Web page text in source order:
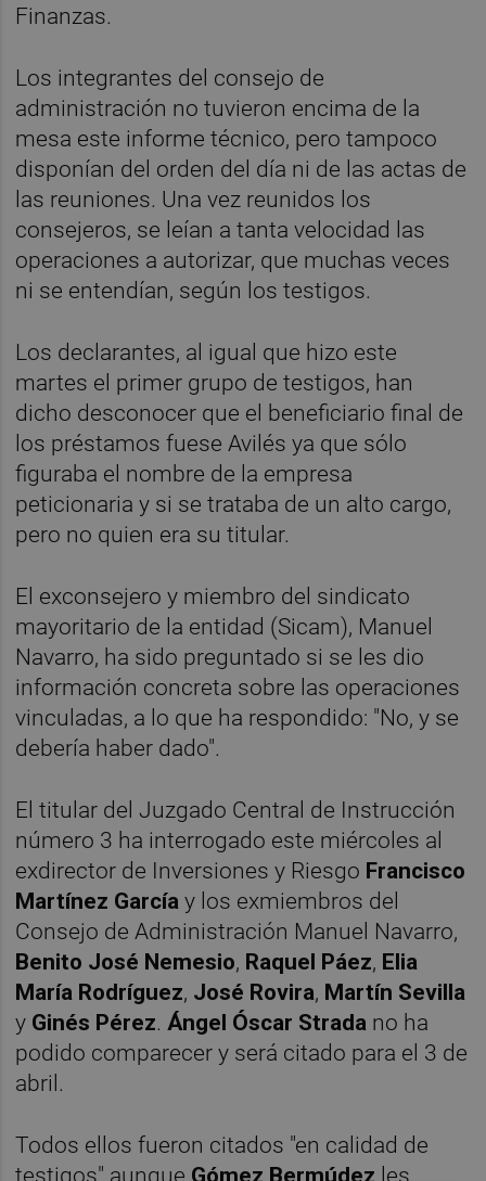
Finanzas.
Los integrantes del consejo de
administración no tuvieron encima de la
mesa este informe técnico, pero tampoco
disponían del orden del día ni de las actas de
las reuniones. Una vez reunidos los
consejeros, se leían a tanta velocidad las
operaciones a autorizar, que muchas veces
ni se entendían, según los testigos.
Los declarantes, al igual que hizo este
martes el primer grupo de testigos, han
dicho desconocer que el beneficiario final de
los préstamos fuese Avilés ya que sólo
figuraba el nombre de la empresa
peticionaria y si se trataba de un alto cargo,
pero no quien era su titular.
El exconsejero y miembro del sindicato
mayoritario de la entidad (Sicam), Manuel
Navarro, ha sido preguntado si se les dio
información concreta sobre las operaciones
vinculadas, a lo que ha respondido: "No, y se
debería haber dado".
El titular del Juzgado Central de Instrucción
número 3 ha interrogado este miércoles al
exdirector de Inversiones y Riesgo Francisco
Martínez García y los exmiembros del
Consejo de Administración Manuel Navarro,
Benito José Nemesio, Raquel Páez, Elia
María Rodríguez, José Rovira, Martín Sevilla
y Ginés Pérez.Ángel Óscar Strada no ha
podido comparecer y será citado para el 3 de
abril.
Todos ellos fueron citados "en calidad de
testigos" aunque Gómez Bermúdez les